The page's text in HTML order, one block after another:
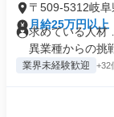
〒509-5312岐
月給25万円以上
求めている人材
異業種からの挑
業界未経験歓迎 +32